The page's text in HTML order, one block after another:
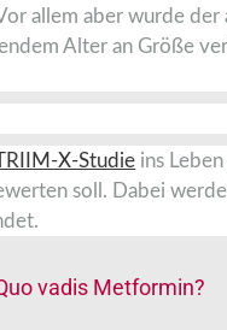
allem aber wurde
Alter an Größe
X-Studie ins
soll. Dabei
vadis Metformin?